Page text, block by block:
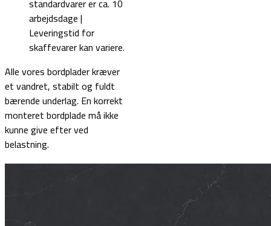
standardvarer er ca. 10
arbejdsdage |
Leveringstid for
skaffevarer kan variere.
Alle vores bordplader kræver
et vandret, stabilt og fuldt
bærende underlag. En korrekt
monteret bordplade må ikke
kunne give efter ved
belastning.